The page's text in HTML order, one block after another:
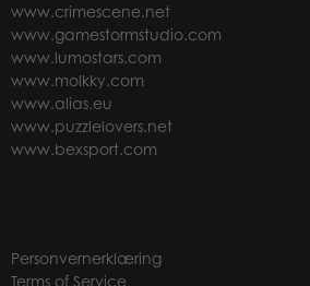
www.crimescene.net
www.gamestormstudio.com
www.lumostars.com
www.molkky.com
www.alias.eu
www.puzzlelovers.net
www.bexsport.com
Personvernerklæring
Terms of Service